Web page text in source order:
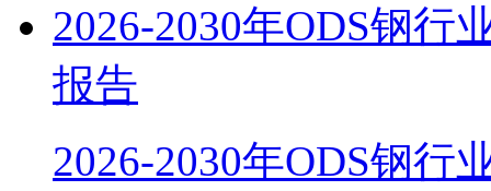
2026-2030年ODS钢行
报告
2026-2030年ODS钢行